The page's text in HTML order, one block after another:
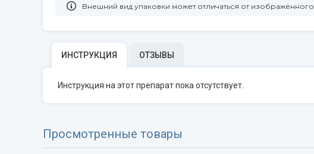
Bнешний вид упаковки может отличаться от изображённого
ИНСТРУКЦИЯ ОТЗЫВЫ
Инструкция на этот препарат пока отсутствует.
Просмотренные товары